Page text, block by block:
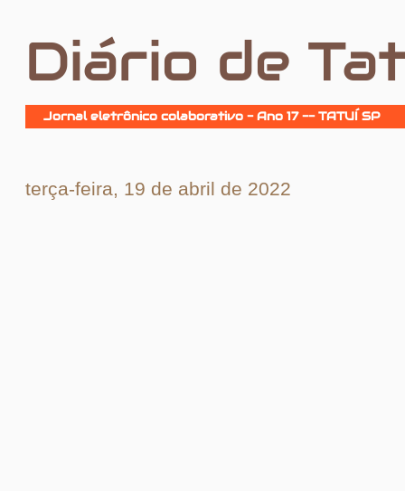
Diário de
Jornal eletrônico colaborativo - Ano 17 -- TATUÍ SP
terça-feira, 19 de abril de 2022